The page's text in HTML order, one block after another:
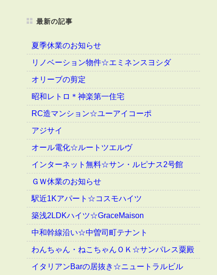
最新の記事
夏季休業のお知らせ
リノベーション物件☆エミネンスヨシダ
オリーブの剪定
昭和レトロ＊神楽第一住宅
RC造マンション☆ユーアイコーポ
アジサイ
オール電化☆ルートツエルヴ
インターネット無料☆サン・ルピナス2号館
ＧＷ休業のお知らせ
駅近1Kアパート☆コスモハイツ
築浅2LDKハイツ☆GraceMaison
中和幹線沿い☆中曽司町テナント
わんちゃん・ねこちゃんＯＫ☆サンパレス粟殿
イタリアンBarの居抜き☆ニュートラルビル